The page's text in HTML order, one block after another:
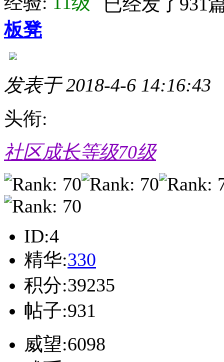
板凳
发表于 2018-4-6 14:16:43
头衔:
社区成长等级70级
ID:4
精华:330
积分:39235
帖子:931
威望:6098